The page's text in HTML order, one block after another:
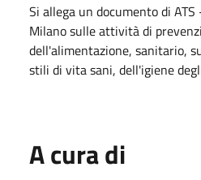
Si allega un documento di
Milano sulle attività di
dell'alimentazione, sanitario,
stili di vita sani, dell'igiene
A cura di